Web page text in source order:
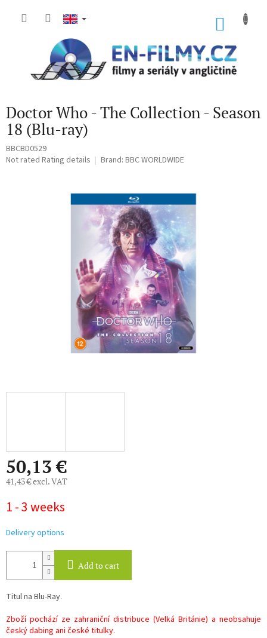
Doctor Who - The Collection - Season
18 (Blu-ray)
BBCBD0529
The
Not rated Rating details Brand: BBC WORLDWIDE
50,13 €
41,43 € excl. VAT
price:
1 - 3 weeks
Delivery options
Add to cart
Titul na Blu-Ray.
Zboží pochází ze zahraniční distribuce (Velká Británie) a neobsahuje
český dabing ani české titulky.